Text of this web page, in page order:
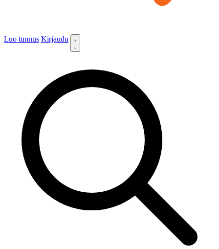
Luo tunnus Kirjaudu